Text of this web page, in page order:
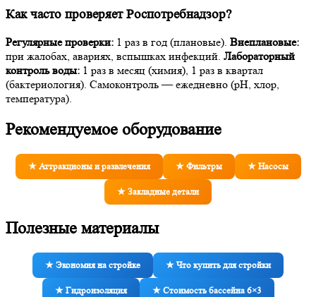
Как часто проверяет Роспотребнадзор?
Регулярные проверки: 1 раз в год (плановые). Внеплановые:
при жалобах, авариях, вспышках инфекций. Лабораторный
контроль воды: 1 раз в месяц (химия), 1 раз в квартал
(бактериология). Самоконтроль — ежедневно (pH, хлор,
температура).
Рекомендуемое оборудование
★ Аттракционы и развлечения ★ Фильтры ★ Насосы
★ Закладные детали
Полезные материалы
★ Экономия на стройке ★ Что купить для стройки
★ Гидроизоляция ★ Стоимость бассейна 6×3